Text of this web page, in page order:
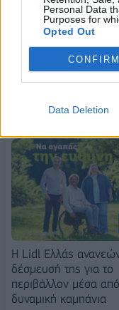
Personal Data
Purposes for
Opted Out
CONFIRM
Data Deletion
βιωσιμότητα σε
Η Lidl Ελλάς
δέσμευσή της για το
περιβάλλον μέσα
δυναμική καμπάνια